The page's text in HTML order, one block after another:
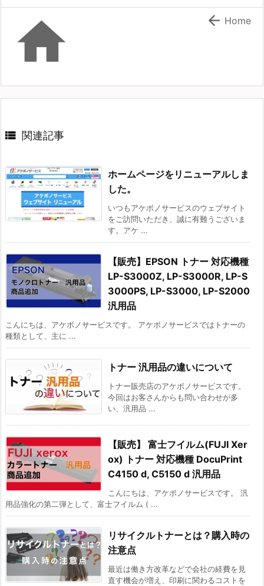
  Home
 関連記事
ホームページをリニューアルしま
した。
いつもアケボノサービスのウェブサイト
をご訪問いただき、誠に有難うございま
す。アケ ...
【販売】EPSON トナー 対応機種
LP-S3000Z, LP-S3000R, LP-S
3000PS, LP-S3000, LP-S2000
汎用品
こんにちは、アケボノサービスです。 アケボノサービスではトナーの
種類として、主に ...
トナー 汎用品の違いについて
トナー販売店のアケボノサービスです。
今回はお客さんからも問い合わせが多
い、汎用品 ...
【販売】 富士フイルム(FUJI Xer
ox) トナー 対応機種 DocuPrint
C4150 d, C5150 d 汎用品
こんにちは、アケボノサービスです。 汎
用品強化の第二弾として、富士フイルム ( ...
リサイクルトナーとは？購入時の
注意点
最近は働き方改革などで会社の経費を見
直す機会が増え、印刷に関わるコストを